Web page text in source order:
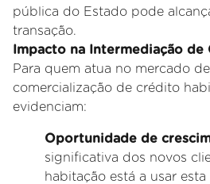
pública do Estado pode
transação.
Impacto na Intermediação de
Para quem atua no mercado
comercialização de crédito
evidenciam:
Oportunidade de
significativa dos novos
habitação está a usar